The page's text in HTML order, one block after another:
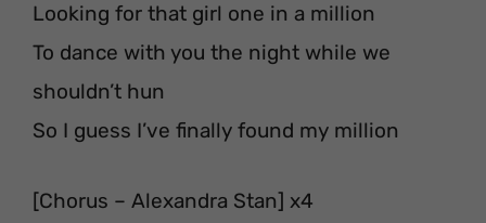
Looking for that girl one in a million
To dance with you the night while we
shouldn’t hun
So I guess I’ve finally found my million
[Chorus – Alexandra Stan] x4